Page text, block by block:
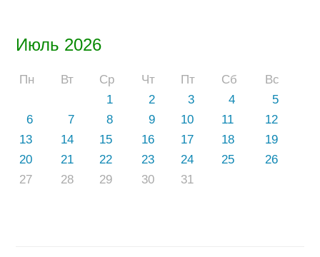
Июль 2026
Пн Вт Ср Чт Пт Сб
Вс
1
2 3 4
5
6
7 8 9 10 11
12
13
14 15 16 17 18
19
20
21 22 23 24 25
26
27
28 29 30 31